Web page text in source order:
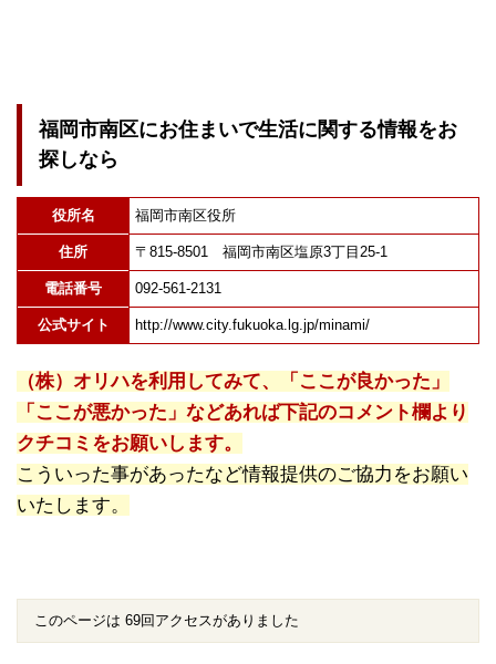
福岡市南区にお住まいで生活に関する情報をお
探しなら
役所名 福岡市南区役所
住所 〒815-8501 福岡市南区塩原3丁目25-1
電話番号 092-561-2131
公式サイト http://www.city.fukuoka.lg.jp/minami/
（株）オリハを利用してみて、「ここが良かった」
「ここが悪かった」などあれば下記のコメント欄より
クチコミをお願いします。
こういった事があったなど情報提供のご協力をお願い
いたします。
このページは 69回アクセスがありました